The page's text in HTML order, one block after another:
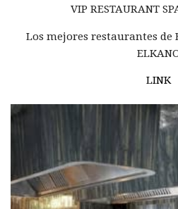
VIP RESTAURANT
Los mejores restaurantes de
LINK